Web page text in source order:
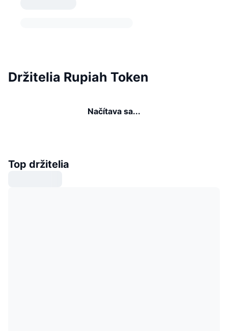
Držitelia Rupiah Token
Načítava sa...
Top držitelia